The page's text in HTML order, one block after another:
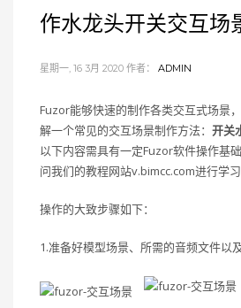
作水龙头开关交互场
星期一, 16 3月 2020 作者： ADMIN
Fuzor能够快速的制作各类交互式场景
解一个常见的交互场景制作方法： 开关
以下内容需具有一定Fuzor软件操作基
问我们的教程网站v.bimcc.com进行学习
操作的大致步骤如下：
1.准备好模型场景、所需的音频文件以